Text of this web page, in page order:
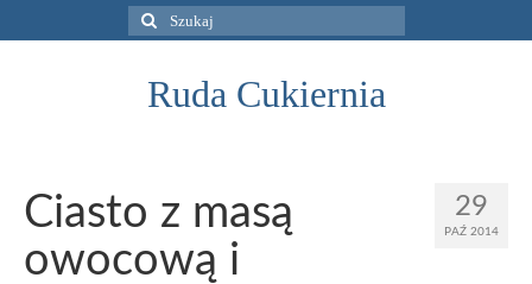
Szuklaj
w:
Ruda Cukiernia
29
PAŹ 2014
Ciasto z masą
owocową i